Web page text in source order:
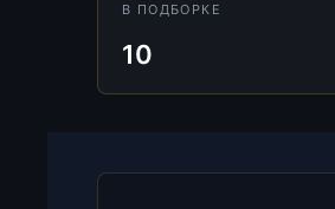
В ПОДБОРКЕ
10